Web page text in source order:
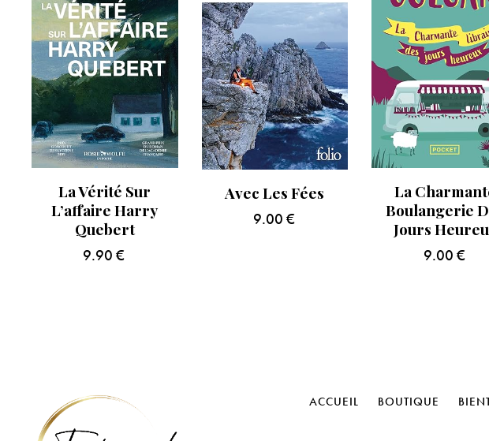
La Vérité Sur
L’affaire Harry
Quebert
9.90€
Avec Les Fées
9.00 €
La
Boulangerie
Jours
9.00 €
ACCUEIL BOUTIQUE